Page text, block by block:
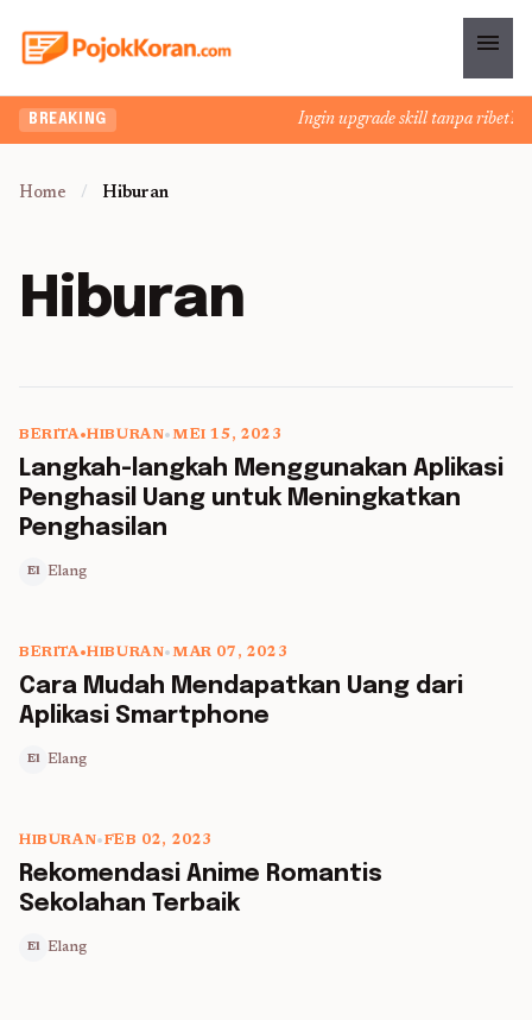
menu
BREAKING Ingin upgrade skill tanpa ribet?
Home / Hiburan
Hiburan
5 min read
BERITA•HIBURAN•MEI 15, 2023
Langkah-langkah Menggunakan Aplikasi
Penghasil Uang untuk Meningkatkan
Penghasilan
El Elang
5 min read
BERITA•HIBURAN•MAR 07, 2023
Cara Mudah Mendapatkan Uang dari
Aplikasi Smartphone
El Elang
HIBURAN•FEB 02, 2023
Rekomendasi Anime Romantis
Sekolahan Terbaik
El Elang